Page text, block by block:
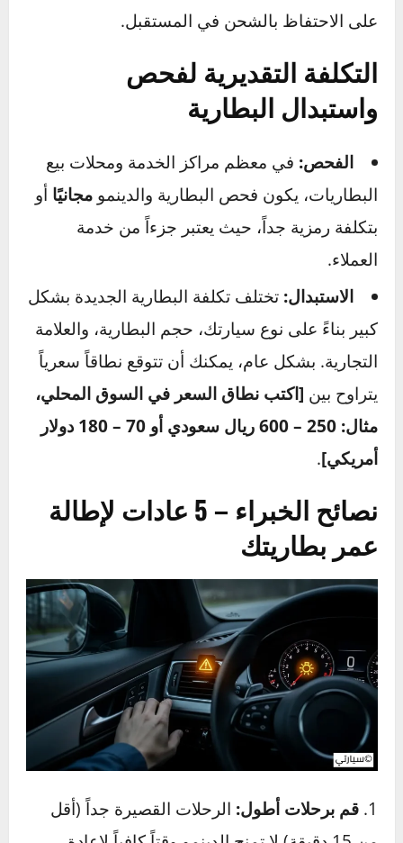
السليمة مع جزء معدني غير مطلي (هيكل المحرك)
التكلسات البيضاء يشبه محاولة الشرب من خلال
قشة مسدودة. التيار الكهربائي سيواجه صعوبة في
التدفق من وإلى البطارية، مما يسبب ضعف
الشحن، صعوبة في التشغيل، وإرهاق النظام
الكهربائي بأكمله.
البطاريات تفقد شحنها بشكل طبيعي مع مرور
الوقت. ترك السيارة متوقفة لفترات طويلة يسمح
للبطارية بالوصول إلى حالة “التفريغ العميق”، مما
يسبب تلفاً كيميائياً دائماً لخلاياها ويقلل من قدرتها
التكلفة التقديرية لفحص
واستبدال البطارية
الفحص:في معظم مراكز الخدمة ومحلات بيع
البطاريات، يكون فحص البطارية والدينمومجانيًاأو
بتكلفة رمزية جداً، حيث يعتبر جزءاً من خدمة
العملاء.
الاستبدال:تختلف تكلفة البطارية الجديدة بشكل
كبير بناءً على نوع سيارتك، حجم البطارية، والعلامة